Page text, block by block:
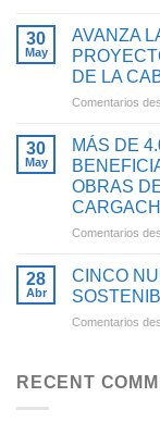
30
May
AVANZA
DE LA
Comentarios
30
May
MÁS DE
OBRAS
Comentarios
28
Abr
CINCO
Comentarios
RECENT